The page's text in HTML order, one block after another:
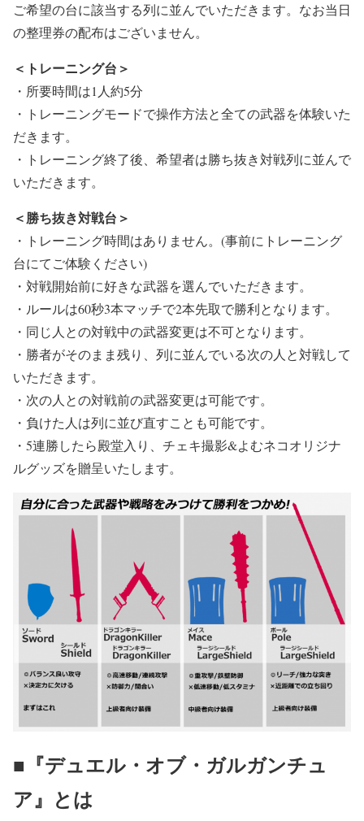
ご希望の台に該当する列に並んでいただきます。なお当日
の整理券の配布はございません。
＜トレーニング台＞
・所要時間は1人約5分
・トレーニングモードで操作方法と全ての武器を体験いた
だきます。
・トレーニング終了後、希望者は勝ち抜き対戦列に並んで
いただきます。
＜勝ち抜き対戦台＞
・トレーニング時間はありません。(事前にトレーニング
台にてご体験ください)
・対戦開始前に好きな武器を選んでいただきます。
・ルールは60秒3本マッチで2本先取で勝利となります。
・同じ人との対戦中の武器変更は不可となります。
・勝者がそのまま残り、列に並んでいる次の人と対戦して
いただきます。
・次の人との対戦前の武器変更は可能です。
・負けた人は列に並び直すことも可能です。
・5連勝したら殿堂入り、チェキ撮影&よむネコオリジナ
ルグッズを贈呈いたします。
■『デュエル・オブ・ガルガンチュ
ア』とは